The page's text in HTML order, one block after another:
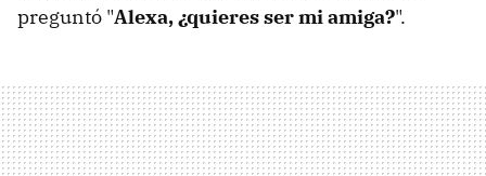
preguntó "Alexa, ¿quieres ser mi amiga?".